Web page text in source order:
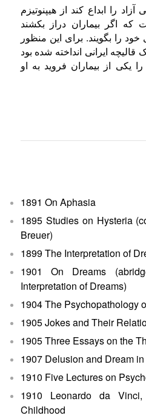
را ابداع کند از هیپنوتیزم
که اگر بیماران دراز بکشند
را بگویند. برای این منظور
ایرانی انداخته شده بود
یکی از بیماران فروید به او
1891 On Aphasia
1895 Studies on Hysteria
Breuer)
1899 The Interpretation of
1901 On Dreams
Interpretation of Dreams)
1904 The Psychopathology
1905 Jokes and Their
1905 Three Essays on the
1907 Delusion and Dream
1910 Five Lectures on
1910 Leonardo da
Childhood